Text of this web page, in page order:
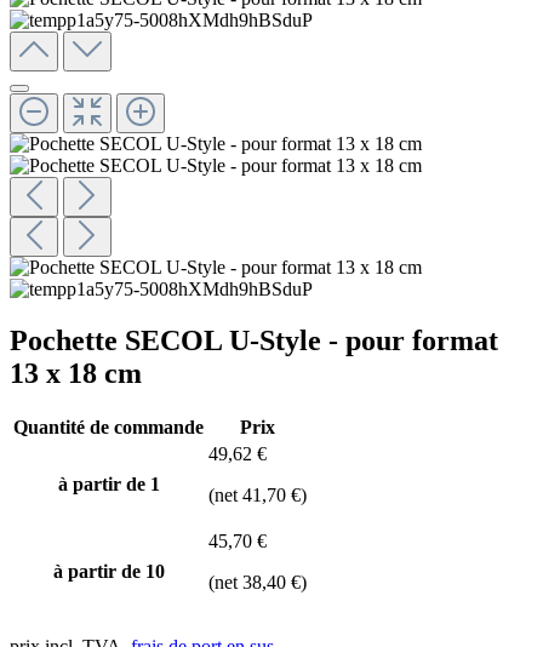
Pochette SECOL U-Style - pour format
13 x 18 cm
Quantité de commande Prix
à partir de 1
49,62 €
(net 41,70 €)
à partir de 10
45,70 €
(net 38,40 €)